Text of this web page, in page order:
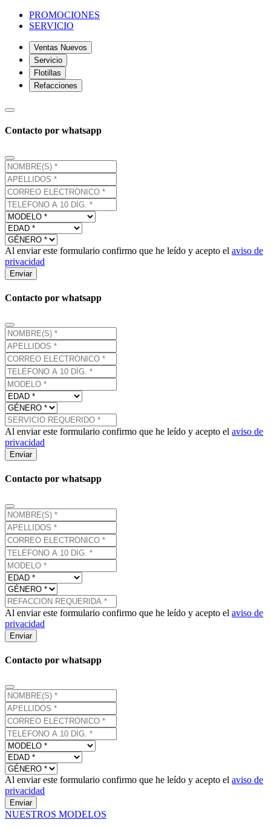
PROMOCIONES
SERVICIO
Ventas Nuevos
Servicio
Flotillas
Refacciones
Contacto por whatsapp
Al enviar este formulario confirmo que he leído y acepto el aviso de
privacidad
Enviar
Contacto por whatsapp
Al enviar este formulario confirmo que he leído y acepto el aviso de
privacidad
Enviar
Contacto por whatsapp
Al enviar este formulario confirmo que he leído y acepto el aviso de
privacidad
Enviar
Contacto por whatsapp
Al enviar este formulario confirmo que he leído y acepto el aviso de
privacidad
Enviar
NUESTROS MODELOS